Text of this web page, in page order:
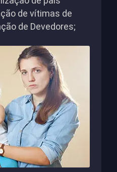
de vítimas de
de Devedores;